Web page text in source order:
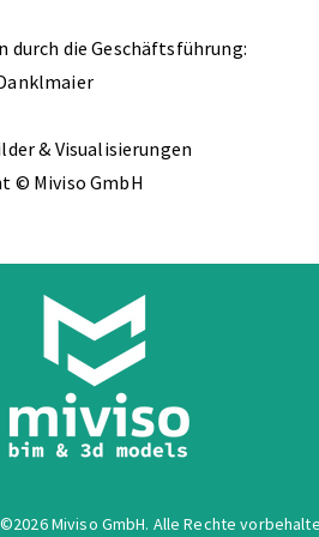
durch die Geschäftsführung:
& Visualisierungen
© Miviso GmbH
©2026 Miviso GmbH. Alle Rechte